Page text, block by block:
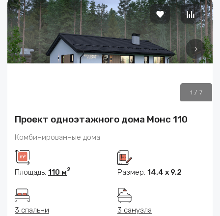
1 / 7
Проект одноэтажного дома Монс 110
Комбинированные дома
Площадь: 110 м2 Размер: 14.4 x 9.2
3 спальни 3 санузла